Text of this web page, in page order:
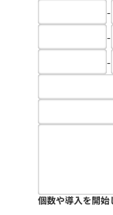
-
-
-
個数や導入を開始